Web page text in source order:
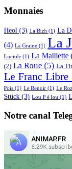
Monnaies
Heol (3) La Bizh (1) La
(4) La Graine (1) La
Luciole (1) La Maillette
(2) La Roue (5) La
Le Franc Libre
Pois (1) Le Renoir (1) Le
Stück (3) Lou P é lou (1)
Notre canal